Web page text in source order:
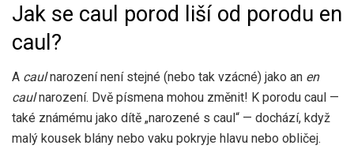
Jak se caul porod liší od porodu en
caul?
A caulnarození není stejné (nebo tak vzácné) jako an en
caulnarození. Dvě písmena mohou změnit! K porodu caul —
také známému jako dítě „narozené s caul“ — dochází, když
malý kousek blány nebo vaku pokryje hlavu nebo obličej.